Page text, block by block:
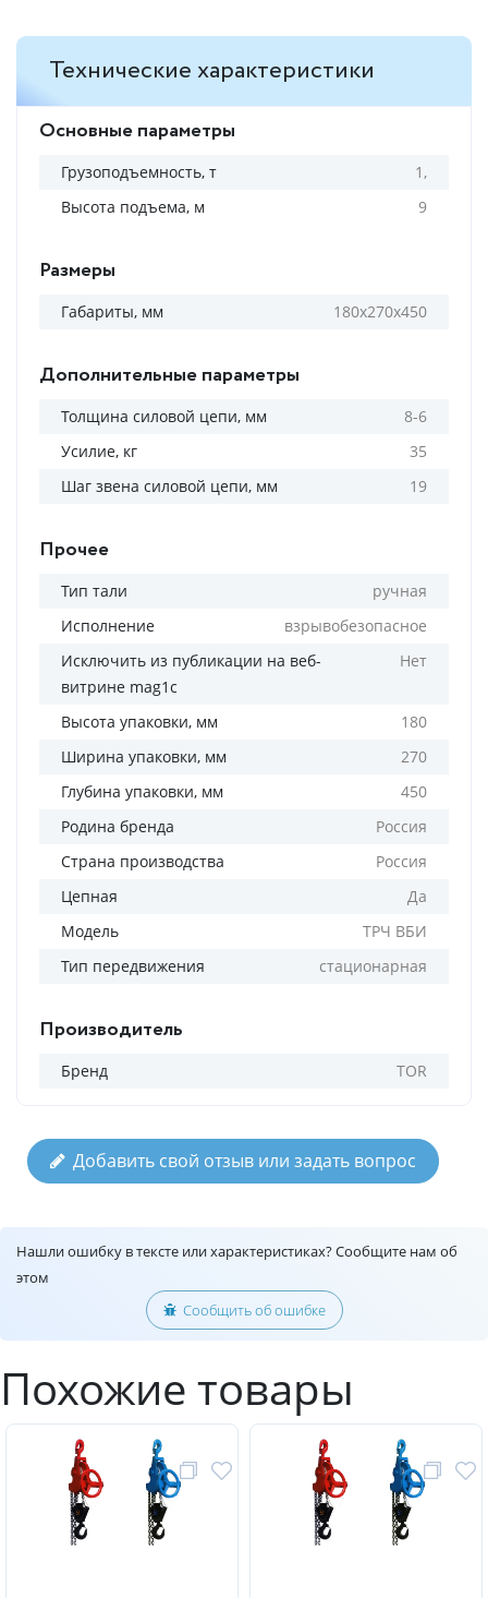
Технические характеристики
Основные параметры
Грузоподъемность, т
1,
Высота подъема, м
9
Размеры
Габариты, мм 180х270х450
Дополнительные параметры
Толщина силовой цепи, мм
8-6
Усилие, кг
35
Шаг звена силовой цепи, мм
19
Прочее
Тип тали
ручная
Исполнение
взрывобезопасное
Исключить из публикации на веб-
витрине mag1c
Нет
Высота упаковки, мм
180
Ширина упаковки, мм
270
Глубина упаковки, мм
450
Родина бренда
Россия
Страна производства
Россия
Цепная
Да
Модель
ТРЧ ВБИ
Тип передвижения
стационарная
Производитель
Бренд TOR
Добавить свой отзыв или задать вопрос
Нашли ошибку в тексте или характеристиках? Сообщите нам об
этом
Сообщить об ошибке
Похожие товары